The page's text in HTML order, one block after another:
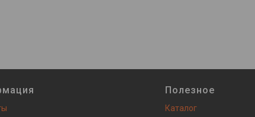
Полезное
Каталог